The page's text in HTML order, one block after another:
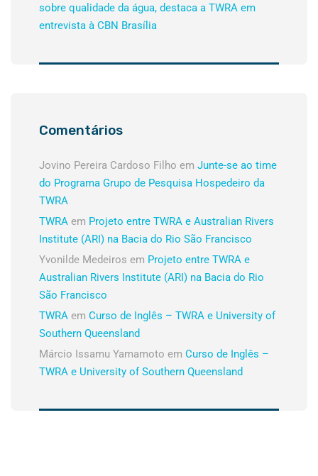
sobre qualidade da água, destaca a TWRA em
entrevista à CBN Brasília
Comentários
Jovino Pereira Cardoso Filho em Junte-se ao time
do Programa Grupo de Pesquisa Hospedeiro da
TWRA
TWRA em Projeto entre TWRA e Australian Rivers
Institute (ARI) na Bacia do Rio São Francisco
Yvonilde Medeiros em Projeto entre TWRA e
Australian Rivers Institute (ARI) na Bacia do Rio
São Francisco
TWRA em Curso de Inglês – TWRA e University of
Southern Queensland
Márcio Issamu Yamamoto em Curso de Inglês –
TWRA e University of Southern Queensland